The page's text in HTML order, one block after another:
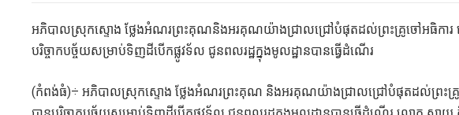
អភិបាលស្រុកស្ទោង ថ្លែងអំណរព្រះគុណនិងអរគុណយ៉ាងជ្រាលជ្រៅបំផុតដល់ព្រះគ្រូចៅអធិការ ល
បរិច្ចាកបច្ច័យសម្រាប់ទិញដីបើកផ្លូវទ័ល ជូនពលរដ្ឋក្នុងមូលដ្ឋានបានធ្វើដំណើរ
(កំពង់ធំ)÷ អភិបាលស្រុកស្ទោង ថ្លែងអំណរព្រះគុណ និងអរគុណយ៉ាងជ្រាលជ្រៅបំផុតដល់ព្រះគ្រូច